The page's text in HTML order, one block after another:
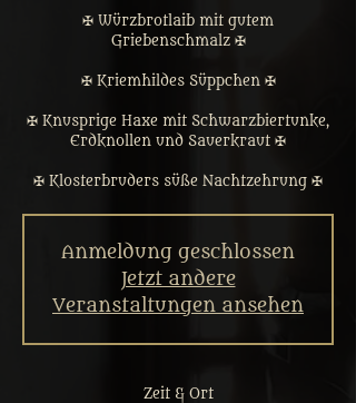
✠ Würzbrotlaib mit gutem
Griebenschmalz ✠
✠ Kriemhildes Süppchen ✠
✠ Knusprige Haxe mit Schwarzbiertunke,
Erdknollen und Sauerkraut ✠
✠ Klosterbruders süße Nachtzehrung ✠
Anmeldung geschlossen
Jetzt andere
Veranstaltungen ansehen
Zeit & Ort